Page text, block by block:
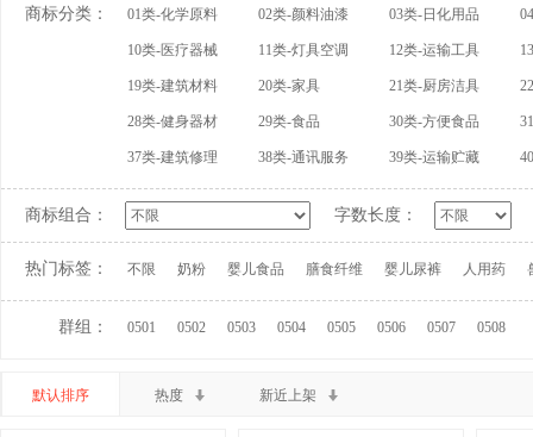
商标分类： 01类-化学原料 02类-颜料油漆 03类-日化用品
10类-医疗器械 11类-灯具空调 12类-运输工具
19类-建筑材料 20类-家具 21类-厨房洁具
28类-健身器材 29类-食品 30类-方便食品
37类-建筑修理 38类-通讯服务 39类-运输贮藏
商标组合： 字数长度：
热门标签： 不限 奶粉 婴儿食品 膳食纤维 婴儿尿裤 人用药
群组： 0501 0502 0503 0504 0505 0506 0507 0508
默认排序 热度 新近上架